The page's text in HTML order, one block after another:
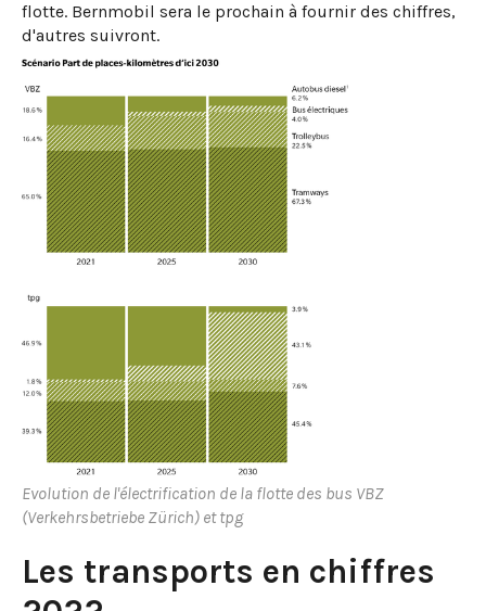
flotte. Bernmobil sera le prochain à fournir des chiffres,
d'autres suivront.
Evolution de l'électrification de la flotte des bus VBZ
(Verkehrsbetriebe Zürich) et tpg
Les transports en chiffres